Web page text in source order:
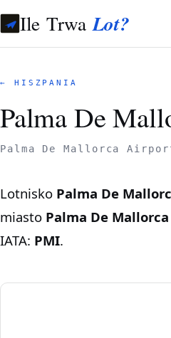
Ile TrwaLot?
← HISZPANIA
Palma De
Palma De Mallorca
Lotnisko Palma De
miasto Palma De Mallorca
IATA: PMI.